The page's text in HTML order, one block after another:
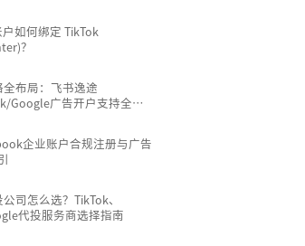
如何绑定 TikTok
？
布局：飞书逸途
Google广告开户支持全国
企业账户合规注册与广告
司怎么选？TikTok、
代投服务商选择指南